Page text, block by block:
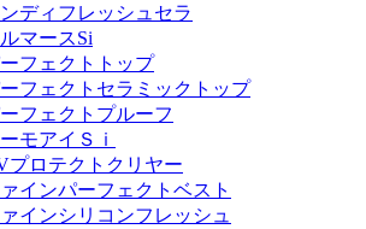
ディフレッシュセラ
マースSi
フェクトトップ
フェクトセラミックトップ
フェクトプルーフ
モアイＳｉ
プロテクトクリヤー
インパーフェクトベスト
インシリコンフレッシュ